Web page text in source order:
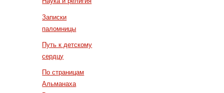
Записки
паломницы
Путь к детскому
сердцу
По страницам
Альманаха